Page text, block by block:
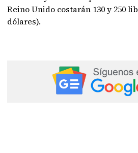
Reino Unido costarán 130 y 250
dólares).